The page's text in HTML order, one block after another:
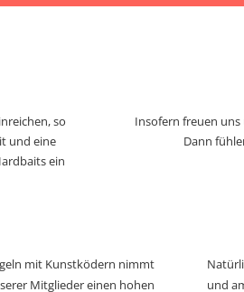
so
und eine
ein
Insofern freuen
Dann
mit Kunstködern nimmt
Mitglieder einen hohen
und